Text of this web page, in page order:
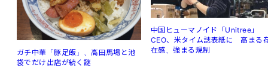
ガチ中華「豚足飯」、高田馬場と池
袋でだけ出店が続く謎
中国ヒューマノイド「Unitree」
CEO、米タイム誌表紙に 高まる
在感、強まる規制